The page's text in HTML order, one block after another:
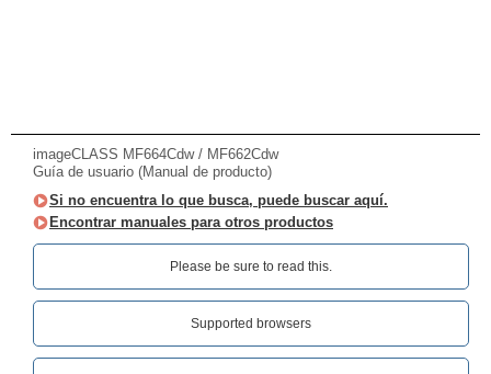
imageCLASS MF664Cdw / MF662Cdw
Guía de usuario (Manual de producto)
Si no encuentra lo que busca, puede buscar aquí.
Encontrar manuales para otros productos
Please be sure to read this.‎
Supported browsers